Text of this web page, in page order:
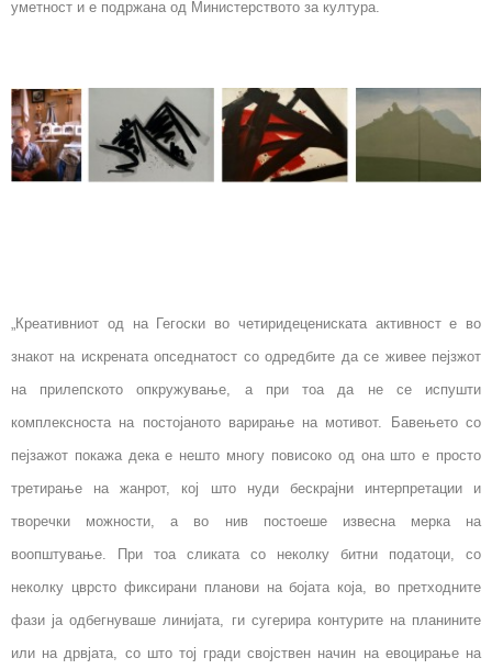
уметност и е подржана од Министерството за култура.
„Креативниот од на Гегоски во четиридецениската активност е во
знакот на искрената опседнатост со одредбите да се живее пејзжот
на прилепското опкружување, а при тоа да не се испушти
комплексноста на постојаното варирање на мотивот. Бавењето со
пејзажот покажа дека е нешто многу повисоко од она што е просто
третирање на жанрот, кој што нуди бескрајни интерпретации и
творечки можности, а во нив постоеше извесна мерка на
воопштување. При тоа сликата со неколку битни податоци, со
неколку цврсто фиксирани планови на бојата која, во претходните
фази ја одбегнуваше линијата, ги сугерира контурите на планините
или на дрвјата, со што тој гради својствен начин на евоцирање на